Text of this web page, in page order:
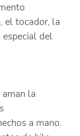
el tocador, la
del
la
a mano.